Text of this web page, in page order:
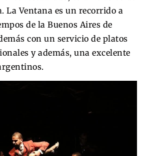
La Ventana es un recorrido a
de la Buenos Aires de
con un servicio de platos
y además, una excelente